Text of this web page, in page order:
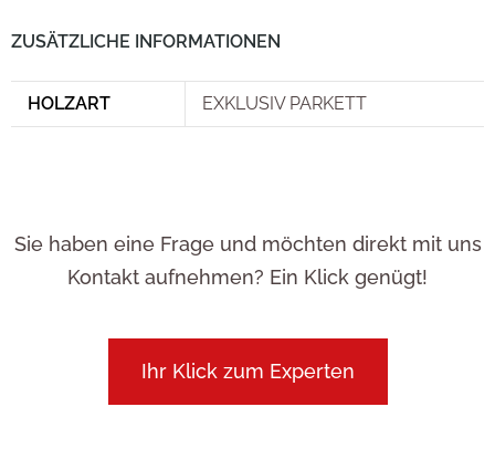
ZUSÄTZLICHE INFORMATIONEN
HOLZART EXKLUSIV PARKETT
Sie haben eine Frage und möchten direkt mit uns
Kontakt aufnehmen? Ein Klick genügt!
Ihr Klick zum Experten